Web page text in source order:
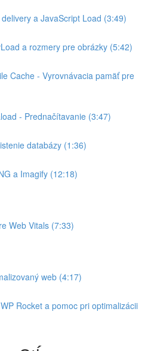
a JavaScript Load (3:49)
a rozmery pre obrázky (5:42)
Cache - Vyrovnávacia pamäť pre
- Prednačítavanie (3:47)
databázy (1:36)
a Imagify (12:18)
Web Vitals (7:33)
web (4:17)
Rocket a pomoc pri optimalizácii